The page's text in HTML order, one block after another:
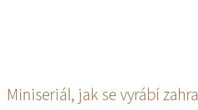
V
Miniseriál, jak se vyrábí